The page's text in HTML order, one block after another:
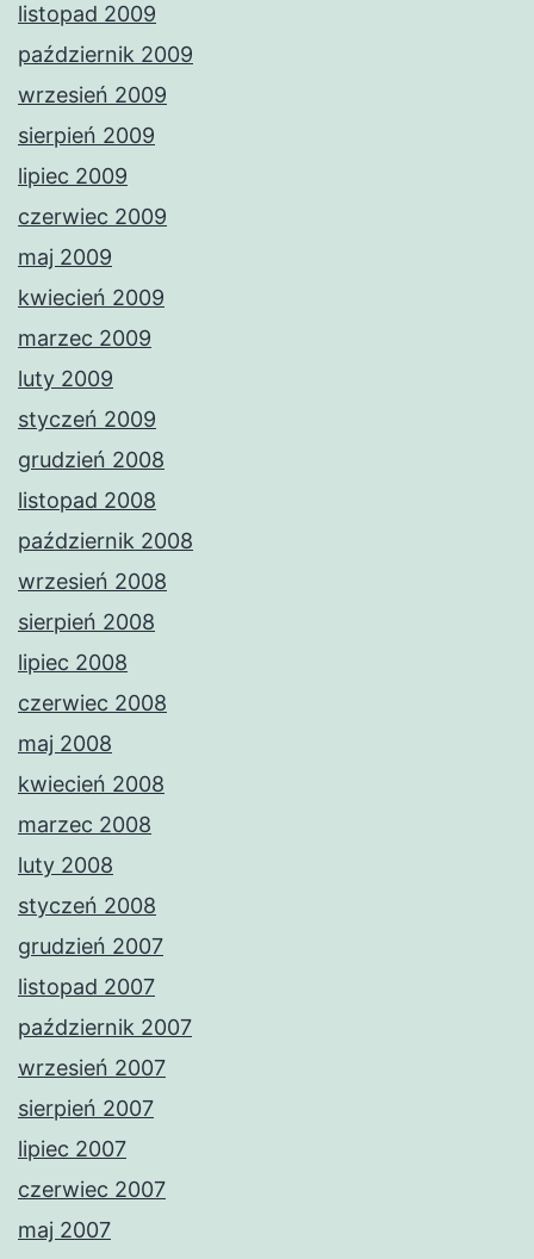
listopad 2009
październik 2009
wrzesień 2009
sierpień 2009
lipiec 2009
czerwiec 2009
maj 2009
kwiecień 2009
marzec 2009
luty 2009
styczeń 2009
grudzień 2008
listopad 2008
październik 2008
wrzesień 2008
sierpień 2008
lipiec 2008
czerwiec 2008
maj 2008
kwiecień 2008
marzec 2008
luty 2008
styczeń 2008
grudzień 2007
listopad 2007
październik 2007
wrzesień 2007
sierpień 2007
lipiec 2007
czerwiec 2007
maj 2007